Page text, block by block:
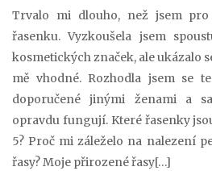
Trvalo mi dlouho, než jsem
řasenku. Vyzkoušela jsem
kosmetických značek, ale ukázalo
mě vhodné. Rozhodla jsem se
doporučené jinými ženami a
opravdu fungují. Které řasenky
5? Proč mi záleželo na nalezení
řasy? Moje přirozené řasy[…]